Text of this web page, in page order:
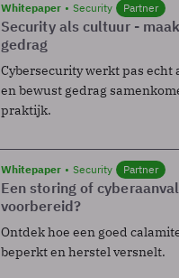
Whitepaper Security Partner
Security als cultuur -
gedrag
Cybersecurity werkt pas echt
en bewust gedrag
praktijk.
Whitepaper Security Partner
Een storing of
voorbereid?
Ontdek hoe een goed
beperkt en herstel versnelt.